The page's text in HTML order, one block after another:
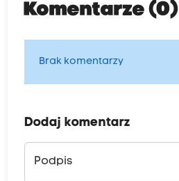
Komentarze (0)
Brak komentarzy
Dodaj komentarz
Podpis